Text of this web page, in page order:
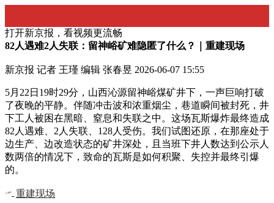
打开新京报，看视频更流畅
82人遇难2人失联：留神峪矿难隐匿了什么？｜重建现场
新京报 记者 王瑾 编辑 张春昱 2026-06-07 15:55
5月22日19时29分，山西沁源留神峪煤矿井下，一声巨响打破
了夜晚的平静。伴随冲击波和浓重烟尘，巷道瞬间被封死，井
下工人被困在黑暗、窒息和失联之中。这场瓦斯爆炸最终造成
82人遇难、2人失联、128人受伤。我们试图还原，在那座处于
边生产、边改造状态的矿井深处，且当班下井人数达到公示人
数两倍的情况下，致命的瓦斯是如何积聚、失控并最终引爆
的。
重建现场